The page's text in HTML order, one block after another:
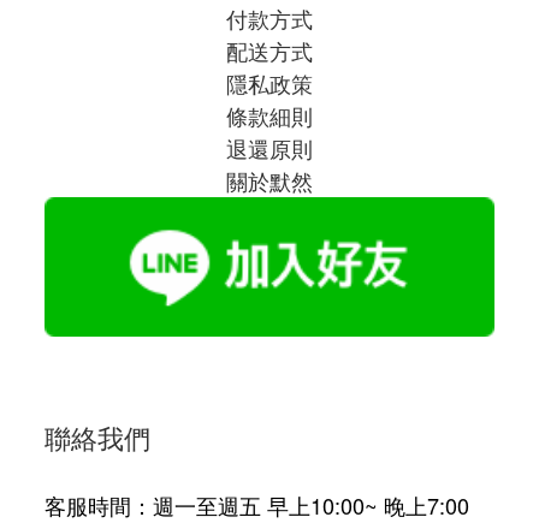
付款方式
配送方式
隱私政策
條款細則
退還原則
關於默然
聯絡我們
客服時間：週一至週五 早上10:00~ 晚上7:00